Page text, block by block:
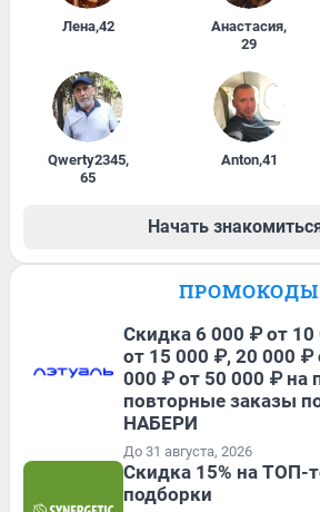
Лена,42 Анастасия,
29
Qwerty2345,
65
Anton,41
Начать
ПРОМОКОДЫ
Скидка 6 000 ₽ от
от 15 000 ₽, 20 000 ₽
000 ₽ от 50 000 ₽ на
повторные заказы
НАБЕРИ
До 31 августа, 2026
Скидка 15% на ТОП-
подборки